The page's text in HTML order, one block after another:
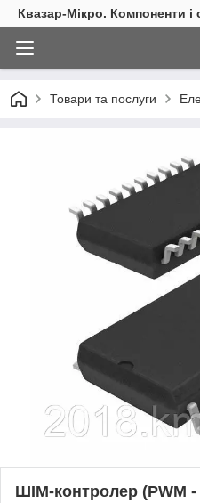
Квазар-Мікро. Компоненти і
Товари та послуги
ШІМ-контролер (PWM